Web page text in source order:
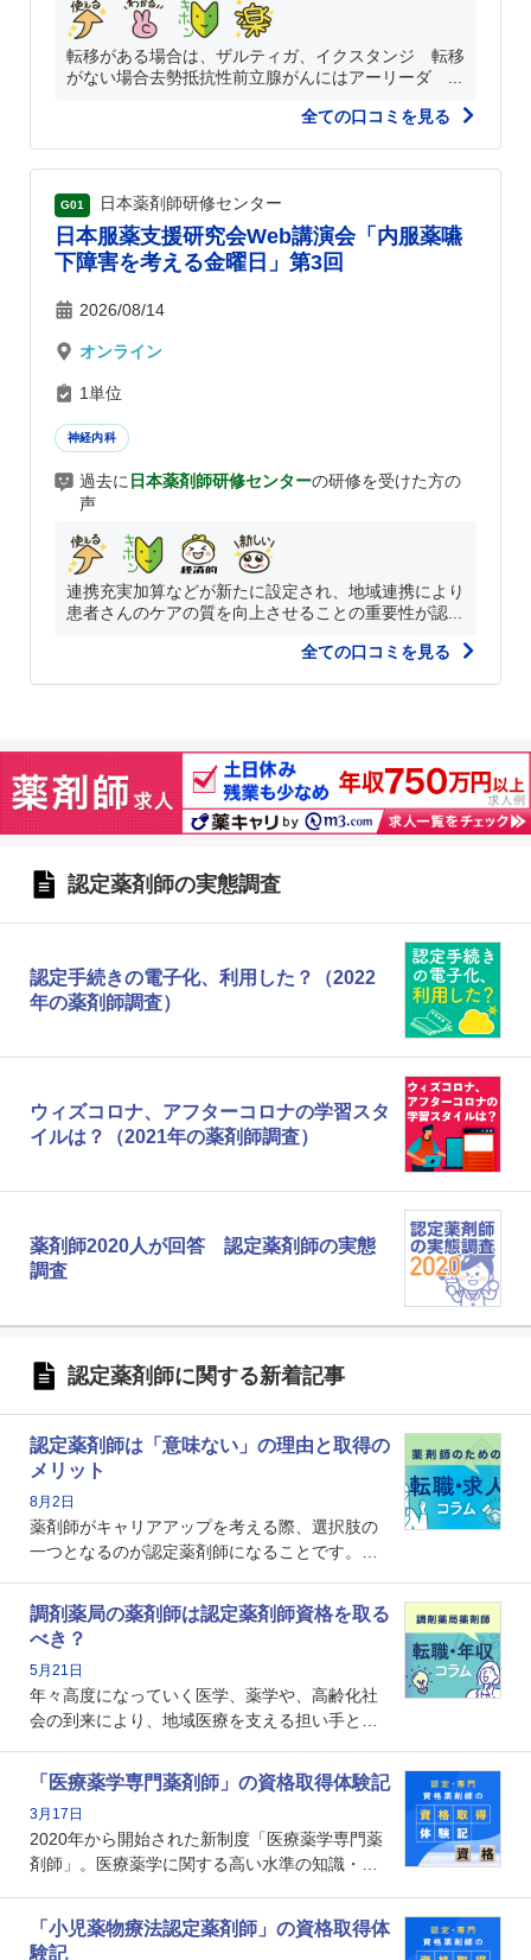
転移がある場合は、ザルティガ、イクスタンジ 転移
がない場合去勢抵抗性前立腺がんにはアーリーダ ...
全ての口コミを見る
G01 日本薬剤師研修センター
日本服薬支援研究会Web講演会「内服薬嚥
下障害を考える金曜日」第3回
2026/08/14
オンライン
1単位
神経内科
過去に 日本薬剤師研修センターの研修を受けた方の
声
連携充実加算などが新たに設定され、地域連携により
患者さんのケアの質を向上させることの重要性が認...
全ての口コミを見る
認定薬剤師の実態調査
認定手続きの電子化、利用した？（2022
年の薬剤師調査）
ウィズコロナ、アフターコロナの学習スタ
イルは？（2021年の薬剤師調査）
薬剤師2020人が回答 認定薬剤師の実態
調査
認定薬剤師に関する新着記事
認定薬剤師は「意味ない」の理由と取得の
メリット
8月2日
薬剤師がキャリアアップを考える際、選択肢の
一つとなるのが認定薬剤師になることです。し
という声を聞いたことがあるかもしれません。
本記事では、認定薬剤師が「意味ない」といわ
れる理由や、取得するメリット、年収・キャリ
アへの影響を解説します。
調剤薬局の薬剤師は認定薬剤師資格を取る
べき？
5月21日
年々高度になっていく医学、薬学や、高齢化社
会の到来により、地域医療を支える担い手とし
で、重要度が増しているのが認定薬剤師という
資格です。認定薬剤師とはいったいどんな資格
なのでしょうか。それを取得するとどのような
メリットがあるのでしょうか。
「医療薬学専門薬剤師」の資格取得体験記
3月17日
2020年から開始された新制度「医療薬学専門薬
剤師」。医療薬学に関する高い水準の知識・技
剤師としての専門性を示す客観的な根拠の一つ
となります。取得要件は多岐に渡り、審査も複
「小児薬物療法認定薬剤師」の資格取得体
験記